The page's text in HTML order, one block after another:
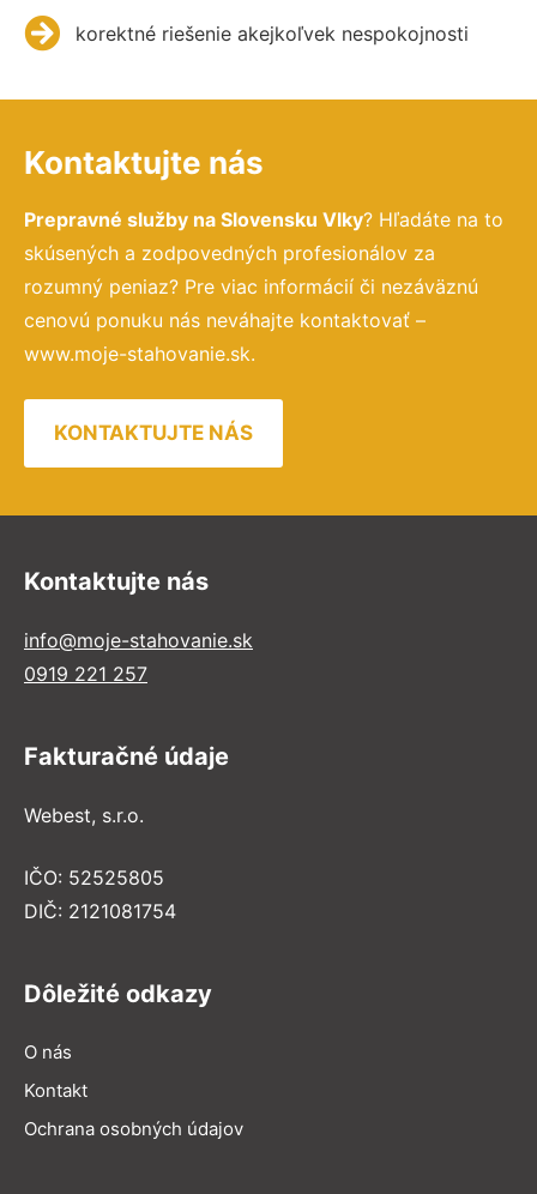
korektné riešenie akejkoľvek nespokojnosti
Kontaktujte nás
Prepravné služby na Slovensku Vlky? Hľadáte na to
skúsených a zodpovedných profesionálov za
rozumný peniaz? Pre viac informácií či nezáväznú
cenovú ponuku nás neváhajte kontaktovať –
www.moje-stahovanie.sk.
KONTAKTUJTE NÁS
Kontaktujte nás
info@moje-stahovanie.sk
0919 221 257
Fakturačné údaje
Webest, s.r.o.
IČO: 52525805
DIČ: 2121081754
Dôležité odkazy
O nás
Kontakt
Ochrana osobných údajov